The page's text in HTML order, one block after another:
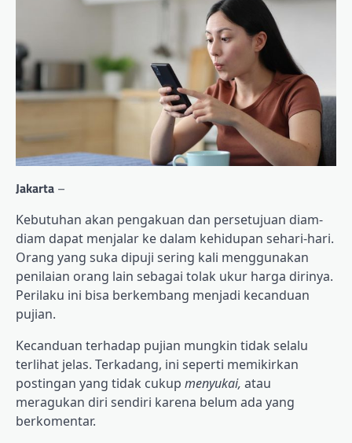
Jakarta –
Kebutuhan akan pengakuan dan persetujuan diam-
diam dapat menjalar ke dalam kehidupan sehari-hari.
Orang yang suka dipuji sering kali menggunakan
penilaian orang lain sebagai tolak ukur harga dirinya.
Perilaku ini bisa berkembang menjadi kecanduan
pujian.
Kecanduan terhadap pujian mungkin tidak selalu
terlihat jelas. Terkadang, ini seperti memikirkan
postingan yang tidak cukup menyukai, atau
meragukan diri sendiri karena belum ada yang
berkomentar.